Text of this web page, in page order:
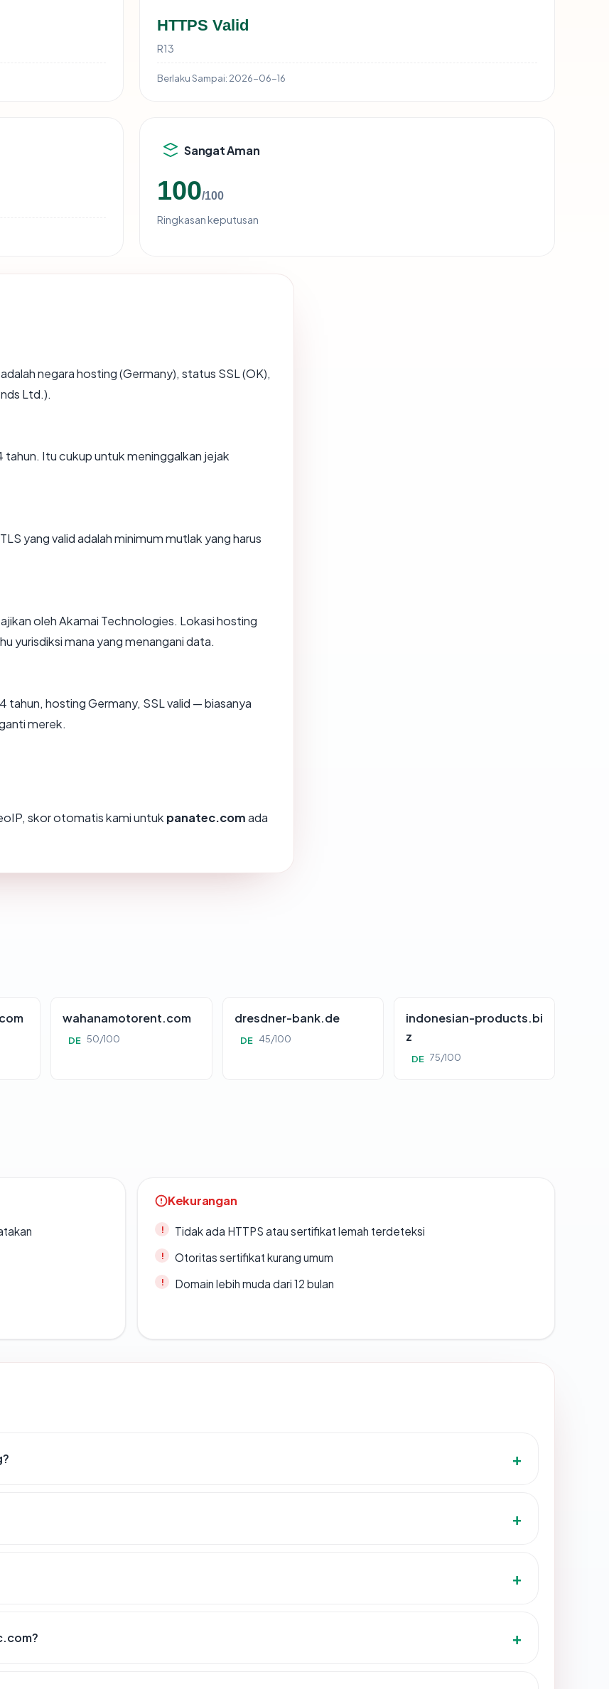
HTTPS Valid
R13
Berlaku Sampai: 2026-06-16
Sangat Aman
100/100
Ringkasan keputusan
negara hosting (Germany), status SSL (OK),
Ltd.).
Itu cukup untuk meninggalkan jejak
yang valid adalah minimum mutlak yang harus
oleh Akamai Technologies. Lokasi hosting
yurisdiksi mana yang menangani data.
tahun, hosting Germany, SSL valid — biasanya
merek.
skor otomatis kami untuk panatec.comada
wahanamotorent.com
DE 50/100
dresdner-bank.de
DE 45/100
indonesian-products.bi
z
DE 75/100
Kekurangan
Tidak ada HTTPS atau sertifikat lemah terdeteksi
Otoritas sertifikat kurang umum
Domain lebih muda dari 12 bulan